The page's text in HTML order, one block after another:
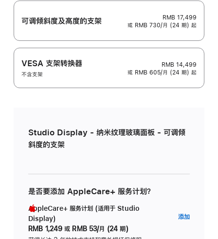
可调倾斜度及高‍度的支‍架
RMB 17,499
或 RMB 730/月 (24 期) 起
VESA 支架转换器
不含支架
RMB 14,499
或 RMB 605/月 (24 期) 起
Studio Display - 纳米纹理玻璃面板 - 可调倾
斜度的支架
是否要添加 AppleCare+ 服务计划？
AppleCare+ 服务计划 (适用于 Studio
Display)
RMB 1,249 或 RMB 53/月 (24 期)
添加